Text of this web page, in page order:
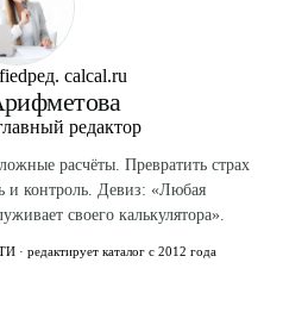
ред. calcal.ru
редактор
расчёты. Превратить страх
и контроль. Девиз: «Любая
своего калькулятора».
редактирует каталог с 2012 года